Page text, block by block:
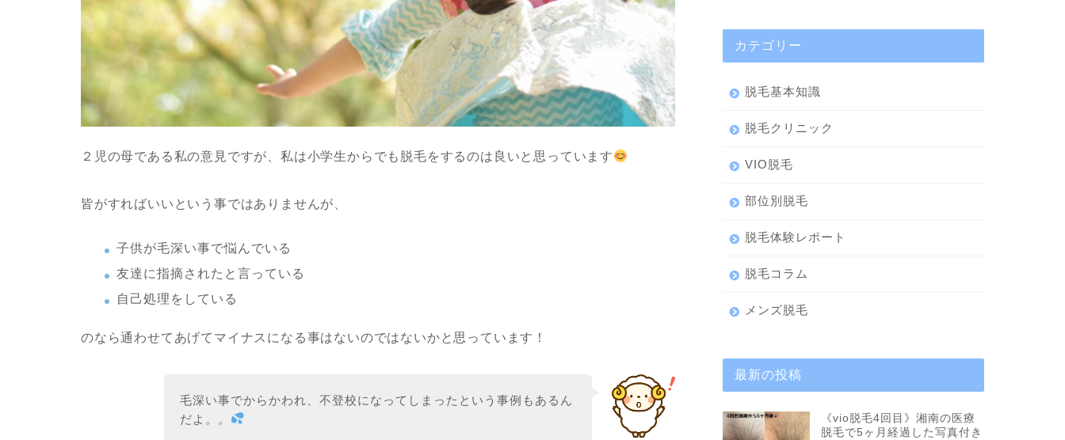
２児の母である私の意見ですが、私は小学生からでも脱毛をするのは良いと思っています
皆がすればいいという事ではありませんが、
子供が毛深い事で悩んでいる
友達に指摘されたと言っている
自己処理をしている
のなら通わせてあげてマイナスになる事はないのではないかと思っています！
毛深い事でからかわれ、不登校になってしまったという事例もあるん
だよ。。
カテゴリー
脱毛基本知識
脱毛クリニック
VIO脱毛
部位別脱毛
脱毛体験レポート
脱毛コラム
メンズ脱毛
最新の投稿
《vio脱毛4回目》湘南の医療
脱毛で5ヶ月経過した写真付き